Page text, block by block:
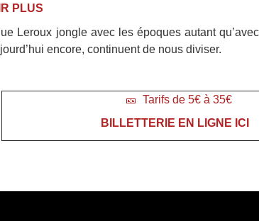
PLUS
Leroux jongle avec les époques autant
encore, continuent de nous diviser.
🎫 Tarifs de 5€ à 35€
BILLETTERIE EN LIGNE ICI